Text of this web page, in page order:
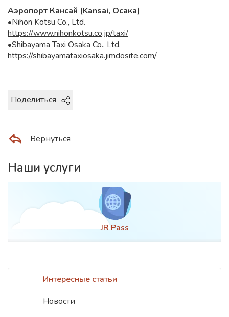
Интересные статьи
Новости
Аэропорт Кансай (Kansai, Осака)
•Nihon Kotsu Co., Ltd.
https://www.nihonkotsu.co.jp/taxi/
•Shibayama Taxi Osaka Co., Ltd.
https://shibayamataxiosaka.jimdosite.com/
Поделиться
Вернуться
Наши услуги
JR Pass